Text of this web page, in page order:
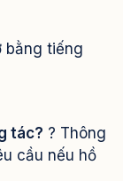
bằng tiếng
tác? ? Thông
cầu nếu hồ